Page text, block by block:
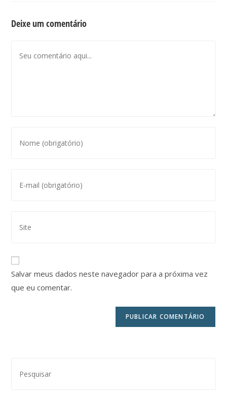
Deixe um comentário
Salvar meus dados neste navegador para a próxima vez
que eu comentar.